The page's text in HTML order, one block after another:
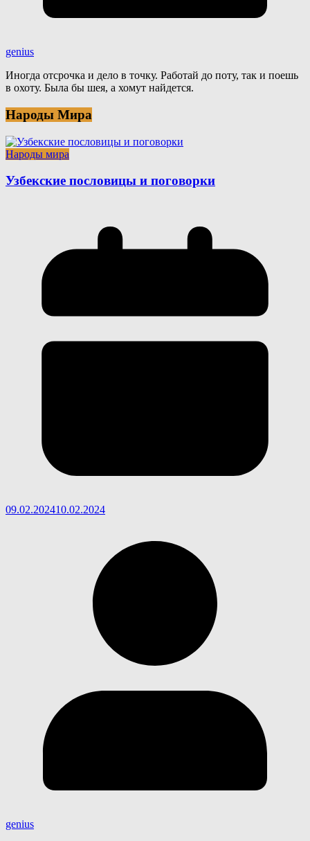
genius
Иногда отсрочка и дело в точку. Работай до поту, так и поешь
в охоту. Была бы шея, а хомут найдется.
Народы Мира
Народы мира
Узбекские пословицы и поговорки
09.02.202410.02.2024
genius